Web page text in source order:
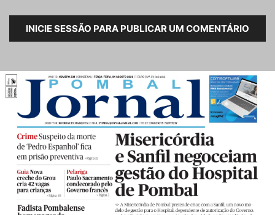
INICIE SESSÃO PARA PUBLICAR UM COMENTÁRIO